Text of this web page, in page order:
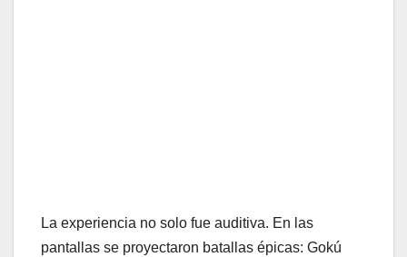
La experiencia no solo fue auditiva. En las
pantallas se proyectaron batallas épicas: Gokú